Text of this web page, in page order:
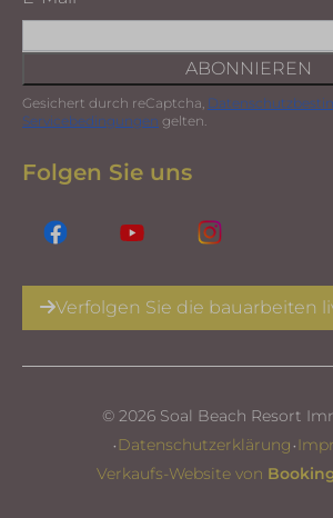
ABONNIEREN
Gesichert durch reCaptcha,
Servicebedingungen gelten.
Folgen Sie uns
Verfolgen Sie die bauarbeiten
© 2026 Soal Beach Resort
· Datenschutzerklärung·
Verkaufs-Website von